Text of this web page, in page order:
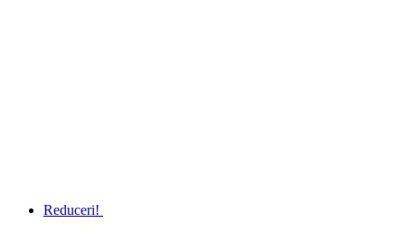
Reduceri!